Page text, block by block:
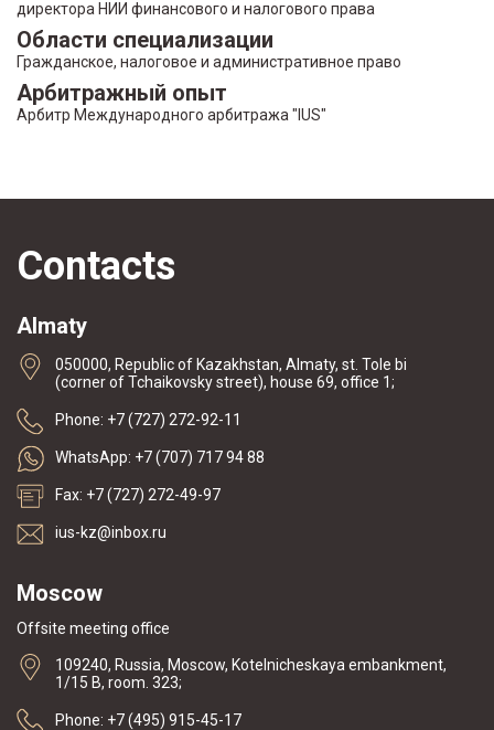
директора НИИ финансового и налогового права
Области специализации
Гражданское, налоговое и административное право
Арбитражный опыт
Арбитр Международного арбитража "IUS"
Contacts
Almaty
050000, Republic of Kazakhstan, Almaty, st. Tole bi
(corner of Tchaikovsky street), house 69, office 1;
Phone: +7 (727) 272-92-11
WhatsApp: +7 (707) 717 94 88
Fax: +7 (727) 272-49-97
ius-kz@inbox.ru
Moscow
Offsite meeting office
109240, Russia, Moscow, Kotelnicheskaya embankment,
1/15 B, room. 323;
Phone: +7 (495) 915-45-17